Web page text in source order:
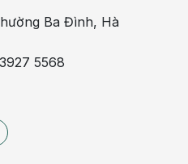
Ba Đình, Hà
5568